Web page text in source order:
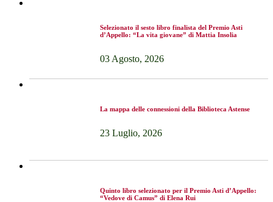
Selezionato il sesto libro finalista del Premio Asti
d’Appello: “La vita giovane” di Mattia Insolia
03 Agosto, 2026
La mappa delle connessioni della Biblioteca Astense
23 Luglio, 2026
Quinto libro selezionato per il Premio Asti d’Appello:
“Vedove di Camus” di Elena Rui